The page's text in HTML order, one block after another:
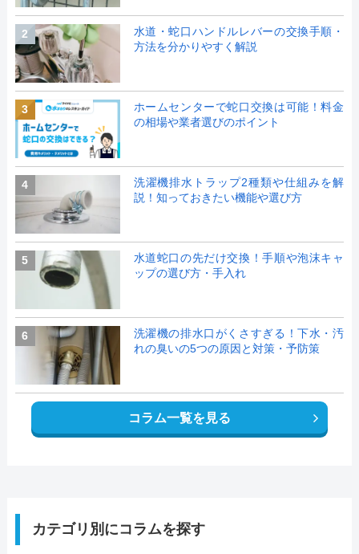
2
水道・蛇口ハンドルレバーの交換手順・
方法を分かりやすく解説
3
ホームセンターで蛇口交換は可能！料金
の相場や業者選びのポイント
4
洗濯機排水トラップ2種類や仕組みを解
説！知っておきたい機能や選び方
5
水道蛇口の先だけ交換！手順や泡沫キャ
ップの選び方・手入れ
6
洗濯機の排水口がくさすぎる！下水・汚
れの臭いの5つの原因と対策・予防策
コラム一覧を見る
カテゴリ別にコラムを探す